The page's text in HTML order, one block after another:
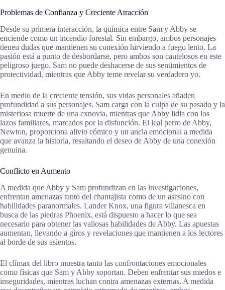
Problemas de Confianza y Creciente Atracción
Desde su primera interacción, la química entre Sam y Abby se
enciende como un incendio forestal. Sin embargo, ambos personajes
tienen dudas que mantienen su conexión hirviendo a fuego lento. La
pasión está a punto de desbordarse, pero ambos son cautelosos en este
peligroso juego. Sam no puede deshacerse de sus sentimientos de
protectividad, mientras que Abby teme revelar su verdadero yo.
En medio de la creciente tensión, sus vidas personales añaden
profundidad a sus personajes. Sam carga con la culpa de su pasado y la
misteriosa muerte de una exnovia, mientras que Abby lidia con los
lazos familiares, marcados por la disfunción. El leal perro de Abby,
Newton, proporciona alivio cómico y un ancla emocional a medida
que avanza la historia, resaltando el deseo de Abby de una conexión
genuina.
Conflicto en Aumento
A medida que Abby y Sam profundizan en las investigaciones,
enfrentan amenazas tanto del chantajista como de un asesino con
habilidades paranormales. Lander Knox, una figura villanesca en
busca de las piedras Phoenix, está dispuesto a hacer lo que sea
necesario para obtener las valiosas habilidades de Abby. Las apuestas
aumentan, llevando a giros y revelaciones que mantienen a los lectores
al borde de sus asientos.
El clímax del libro muestra tanto las confrontaciones emocionales
como físicas que Sam y Abby soportan. Deben enfrentar sus miedos e
inseguridades, mientras luchan contra amenazas externas. A medida